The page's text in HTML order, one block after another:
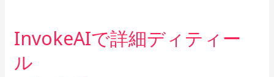
InvokeAIで詳細ディティー
ル
InvokeAI
で
詳